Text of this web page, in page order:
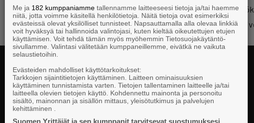
för att
Kontaktuppgifter
Me ja 182 kumppaniamme tallennamme laitteeseesi tietoja ja/tai haemme
niitä, jotta voimme käsitellä henkilötietoja. Näitä tietoja ovat esimerkiksi
evästeissä olevat yksilölliset tunnisteet. Napsauttamalla alla olevaa linkkiä
voit hyväksyä tai hallinnoida valintojasi, kuten kieltää oikeutettujen etujen
käyttämisen. Voit tehdä tämän myös myöhemmin Tietosuojakäytäntö-
sivullamme. Valintasi välitetään kumppaneillemme, eivätkä ne vaikuta
selaustietoihin.
Evästeiden mahdolliset käyttötarkoitukset:
Tarkkojen sijaintitietojen käyttäminen. Laitteen ominaisuuksien
käyttäminen tunnistamista varten. Tietojen tallentaminen laitteelle ja/tai
laitteella olevien tietojen käyttö. Kohdennettu mainonta ja personoitu
sisältö, mainonnan ja sisällön mittaus, yleisötutkimus ja palvelujen
kehittäminen .
Suomen Yrittäjät ja sen kumppanit tarvitsevat suostumuksesi